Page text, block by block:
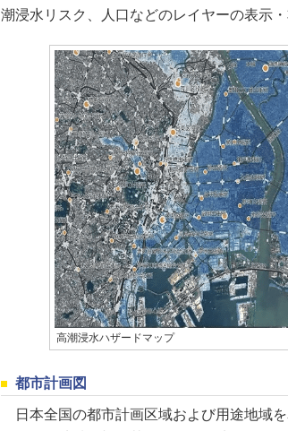
潮浸水リスク、人口などのレイヤーの表示
高潮浸水ハザードマップ
都市計画図
日本全国の都市計画区域および用途地域